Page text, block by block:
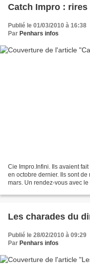
Catch Impro :
Publié le 01/03/2010 à 16:38
Par Penhars infos
Cie Impro.Infini. Ils avaient
en octobre dernier. Ils sont
mars. Un rendez-vous avec
Les charades du
Publié le 28/02/2010 à 09:29
Par Penhars infos